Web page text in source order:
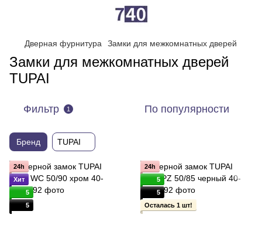
Дверная фурнитура Замки для межкомнатных дверей
Замки для межкомнатных дверей
TUPAI
Фильтр 1 По популярности
Бренд TUPAI
24h
Хит
5
5
24h
5
5
Осталась 1 шт!